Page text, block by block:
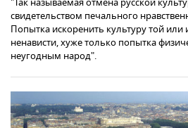
свидетельством печального
Попытка искоренить культуру той или
ненависти, хуже только попытка
неугодным народ".